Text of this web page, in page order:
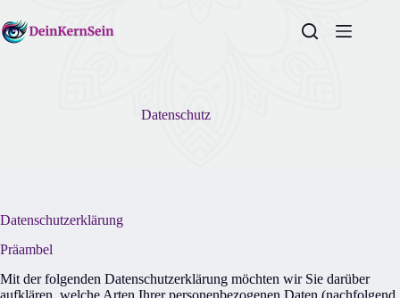
Inhalt
springen
Datenschutz
Datenschutzerklärung
Präambel
Mit der folgenden Datenschutzerklärung möchten wir Sie darüber
aufklären, welche Arten Ihrer personenbezogenen Daten (nachfolgend